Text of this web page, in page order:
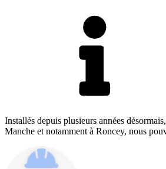
Installés depuis plusieurs années
Manche et notamment à Roncey, nous